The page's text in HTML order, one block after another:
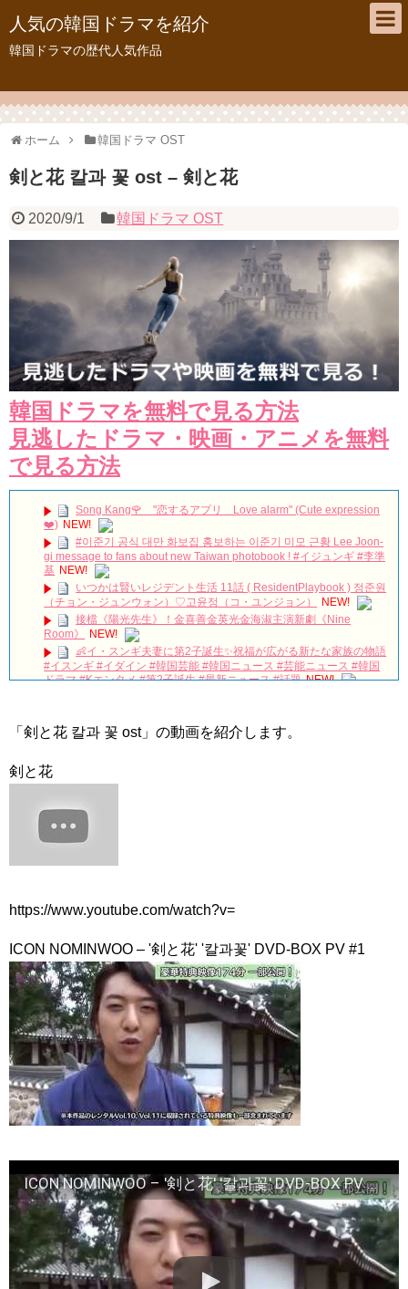
人気の韓国ドラマを紹介
韓国ドラマの歴代人気作品
ホーム 韓国ドラマ OST
剣と花 칼과 꽃 ost – 剣と花
2020/9/1 韓国ドラマ OST
韓国ドラマを無料で見る方法
見逃したドラマ・映画・アニメを無料
で見る方法
Song Kang🌹 "恋するアプリ Love alarm" (Cute expression
❤️) NEW!
#이준기 공식 대만 화보집 홍보하는 이준기 미모 근황 Lee Joon-
gi message to fans about new Taiwan photobook ! #イジュンギ #李準
基 NEW!
いつかは賢いレジデント生活 11話 ( ResidentPlaybook ) 정준원
（チョン・ジュンウォン）♡고윤정（コ・ユンジョン）
NEW!
接檔《陽光先生》！金喜善金英光金海淑主演新劇《Nine
Room》
NEW!
👶イ・スンギ夫妻に第2子誕生✨祝福が広がる新たな家族の物語
#イスンギ #イダイン #韓国芸能 #韓国ニュース #芸能ニュース #韓国
ドラマ #Kエンタメ #第2子誕生 #最新ニュース #話題 NEW!
【未公開ＮＧシーン💓】【後編】大爆笑「21世紀の大君夫人」
のメイキング💓#韓国ドラマ #iu #byeonwooseok #ビョンウソク #21
Kang Hoon & Yoon Seo | Simplemente tú |
The Miracle We Met Episode 17 Preview English
第2話 NO KICKING
「違う（ちがう）・異なる」を韓国語では？「다르다（タル
について
「退屈だ・暇だ」を韓国語では？「심심하다（シムシマダ）」
の意味・使い方について
■韓国ドラマ『キング～Two Hearts』予告動画（日本語字幕）
について
yoon kyun sang
HSF(126)-윤균상 서울숲 벤치 (YUN Kyunsang)(4)September::
Healing in Seoul Forest (서울숲)
yoon kyun sang
ユン・ギュンサン主演「潜入弁護人」第1回特別公開！
ハン・ヘジン 한혜진 – (선공개) 강남 3대 얼짱 출신 &#39;한혜진
언니&#39; (ft. 도여니의 학창시절) | 편 먹고 갈래요? 밥블레스유 2
ソン・ヘギョ – ソンヘギョ キスまとめ
ハン・ヘジン 한혜진 – Still We (여전히 우리는)
한가인 –
九尾狐外伝 第２話 キム・ジウ チョ・ヒョンジェ
九尾狐外伝 メイキング03 ハン・イェスル
チョ・ヒョンジェ 조현재 九尾狐外伝 制作発表会
キム・テヒの弟イ・ワン♥イ・ボミ、今日（28日）結婚……
「剣と花 칼과 꽃 ost」の動画を紹介します。
剣と花
https://www.youtube.com/watch?v=
ICON NOMINWOO – '剣と花' '칼과꽃' DVD-BOX PV #1
ICON NOMINWOO – '剣と花' '칼과꽃' DVD-BOX PV #1